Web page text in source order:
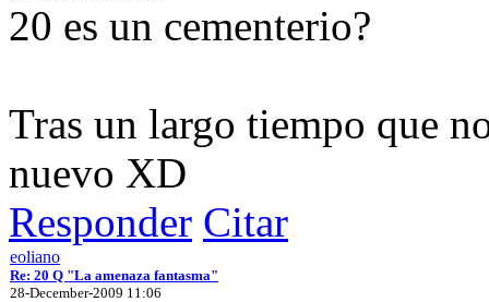
20 es un cementerio?
Tras un largo tiempo que
nuevo XD
Responder Citar
eoliano
Re: 20 Q "La amenaza fantasma"
28-December-2009 11:06